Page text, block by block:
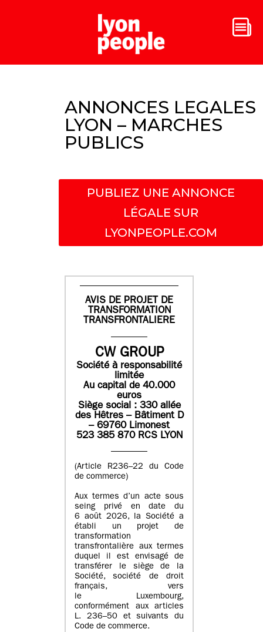
ANNONCES LEGALES
LYON – MARCHES
PUBLICS
PUBLIEZ UNE ANNONCE
LÉGALE SUR
LYONPEOPLE.COM
AVIS DE PROJET DE
TRANSFORMATION
TRANSFRONTALIERE
CW GROUP
Société à responsabilité
limitée
Au capital de 40.000
euros
Siège social : 330 allée
des Hêtres – Bâtiment D
– 69760 Limonest
523 385 870 RCS LYON
(Article R236–22 du Code
de commerce)
Aux termes d’un acte sous
seing privé en date du
6 août 2026, la Société a
établi un projet de
transformation
transfrontalière aux termes
duquel il est envisagé de
transférer le siège de la
Société, société de droit
français, vers
le Luxembourg,
conformément aux articles
L. 236–50 et suivants du
Code de commerce.